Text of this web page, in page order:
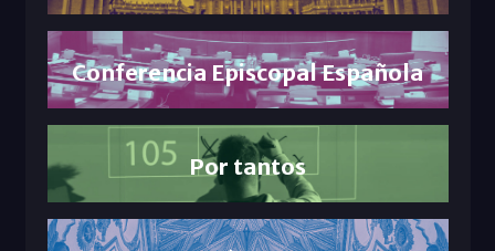
Conferencia Episcopal Española
Por tantos